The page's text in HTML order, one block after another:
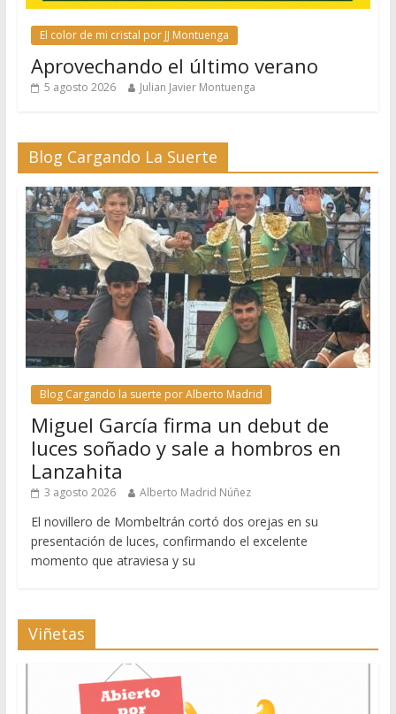
El color de mi cristal por JJ Montuenga
Aprovechando el último verano
5 agosto 2026 Julian Javier Montuenga
Blog Cargando La Suerte
Blog Cargando la suerte por Alberto Madrid
Miguel García firma un debut de
luces soñado y sale a hombros en
Lanzahita
3 agosto 2026 Alberto Madrid Núñez
El novillero de Mombeltrán cortó dos orejas en su
presentación de luces, confirmando el excelente
momento que atraviesa y su
Viñetas